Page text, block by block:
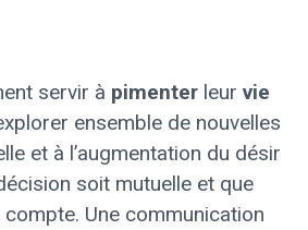
servir à pimenter leur vie
ensemble de nouvelles
et à l’augmentation du désir
soit mutuelle et que
Une communication